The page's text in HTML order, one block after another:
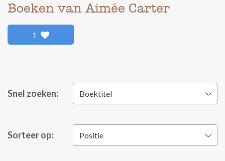
Boeken van Aimée Carter
1
Snel zoeken: Boektitel
Sorteer op: Positie